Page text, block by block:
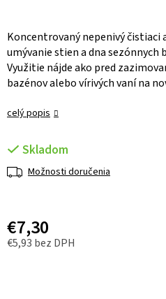
Koncentrovaný nepenivý čistiaci
umývanie stien a dna sezónnych
Využitie nájde ako pred
bazénov alebo vírivých vaní na
celý popis
Skladom
Možnosti doručenia
€7,30
€5,93 bez DPH